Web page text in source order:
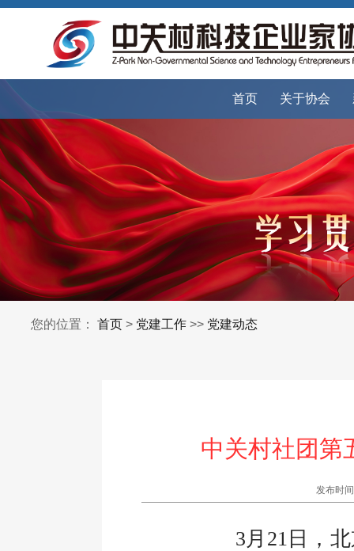
首页 关于协会
您的位置：首页 > 党建工作 >> 党建动态
中关村社团第
发布时
3月21日，北